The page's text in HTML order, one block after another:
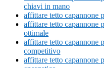
chiavi in mano
affittare tetto capannone
affittare tetto capannone
ottimale
affittare tetto capannone
competitivo
affittare tetto capannone